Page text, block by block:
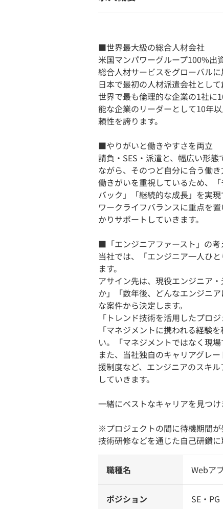
■世界最大級の総合人材会社
米国マンパワーグループ100%出
総合人材サービスをグローバルに
日本で最初の人材派遣会社とし
世界で最も倫理的な企業の1社に
能な企業のリーダーとして10年
頼性を誇ります。
■やりがいと働きやすさを両立
請負・SES・派遣と、幅広い形
ながら、そのつど自分に合う働き
働きがいを重視しているため、
バック」「継続的な成長」を実現
ワークライフバランスに重点を
かりサポートしていきます。
■「エンジニアファースト」の考
当社では、「エンジニア一人ひ
ます。
アサイン先は、現役エンジニア
か」「数年後、どんなエンジニ
な案件から決定します。
「トレンド技術を活用したプロ
「マネジメントに携われる経験
い。「マネジメントではなく現
また、当社独自のキャリアグレ
援制度など、エンジニアのスキ
していきます。
一緒にベストなキャリアを見つけ
※プロジェクトの間に待機期間が
技術研修などを通じた自己研鑽に
職種名 Webア
ポジション SE・PG